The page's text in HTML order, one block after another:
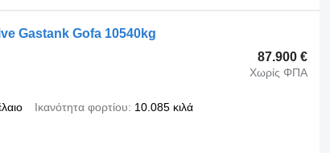
Gastank Gofa 10540kg
87.900 €
Χωρίς ΦΠΑ
Ικανότητα φορτίου
10.085 κιλά